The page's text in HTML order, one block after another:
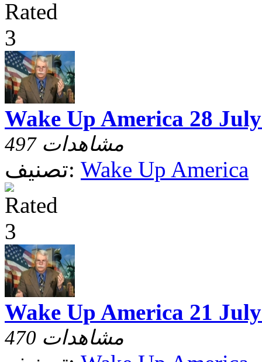
Wake Up America 28
497 مشاهدات
تصنيف: Wake Up America
Wake Up America 21
470 مشاهدات